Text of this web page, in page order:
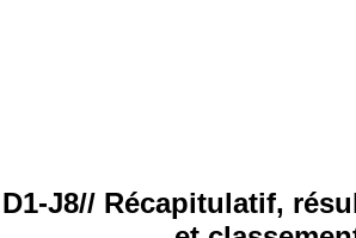
D1-J8// Récapitulatif,